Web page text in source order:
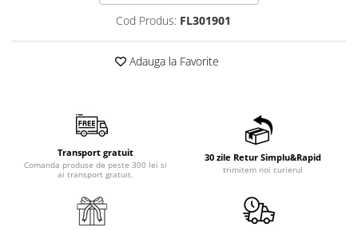
Cod Produs: FL301901
Adauga la Favorite
Transport gratuit
Comanda produse de peste 300 lei si
ai transport gratuit.
30 zile Retur Simplu&Rapid
trimitem noi curierul